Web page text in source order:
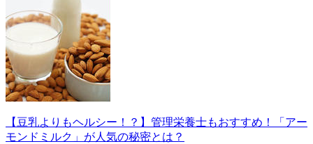
【豆乳よりもヘルシー！？】管理栄養士もおすすめ！「アー
モンドミルク」が人気の秘密とは？